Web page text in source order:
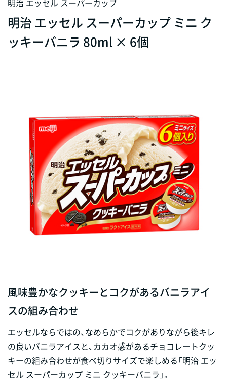
明治 エッセル スーパーカップ ミニ ク
ッキーバニラ 80ml × 6個
風味豊かなクッキーとコクがあるバニラアイ
スの組み合わせ
エッセルならではの、なめらかでコクがありながら後キレ
の良いバニラアイスと、カカオ感があるチョコレートクッ
キーの組み合わせが食べ切りサイズで楽しめる「明治 エッ
セル スーパーカップ ミニ クッキーバニラ」。